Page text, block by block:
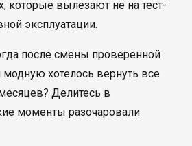
которые вылезают не на тест-
эксплуатации.
после смены проверенной
хотелось вернуть все
Делитесь в
моменты разочаровали